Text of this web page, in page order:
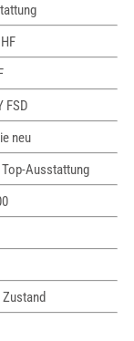
FSD
neu
Top-Ausstattung